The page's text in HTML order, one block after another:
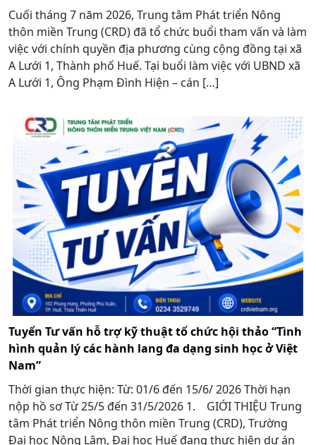
Cuối tháng 7 năm 2026, Trung tâm Phát triển Nông
thôn miền Trung (CRD) đã tổ chức buổi tham vấn và làm
việc với chính quyền địa phương cùng cộng đồng tại xã
A Lưới 1, Thành phố Huế. Tại buổi làm việc với UBND xã
A Lưới 1, Ông Phạm Đình Hiện – cán […]
Tuyển Tư vấn hỗ trợ kỹ thuật tổ chức hội thảo “Tình
hình quản lý các hành lang đa dạng sinh học ở Việt
Nam”
Thời gian thực hiện: Từ: 01/6 đến 15/6/ 2026 Thời hạn
nộp hồ sơ Từ 25/5 đến 31/5/2026 1. GIỚI THIỆU Trung
tâm Phát triển Nông thôn miền Trung (CRD), Trường
Đại học Nông Lâm, Đại học Huế đang thực hiện dự án